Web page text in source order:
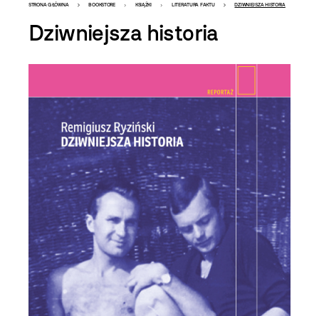
Bookstore
-
szablon
szczegóły
STRONA GŁÓWNA BOOKSTORE KSIĄŻKI LITERATURA FAKTU DZIWNIEJSZA HISTORIA
Dziwniejsza historia